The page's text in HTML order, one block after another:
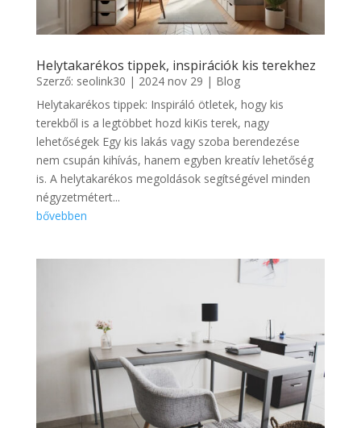
Helytakarékos tippek, inspirációk kis terekhez
Szerző: seolink30 | 2024 nov 29 | Blog
Helytakarékos tippek: Inspiráló ötletek, hogy kis
terekből is a legtöbbet hozd kiKis terek, nagy
lehetőségek Egy kis lakás vagy szoba berendezése
nem csupán kihívás, hanem egyben kreatív lehetőség
is. A helytakarékos megoldások segítségével minden
négyzetmétert...
bővebben